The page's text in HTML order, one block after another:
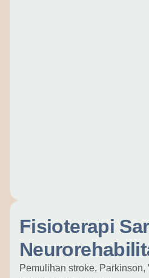
Fisioterapi
Pemulihan stroke, Parkinson,